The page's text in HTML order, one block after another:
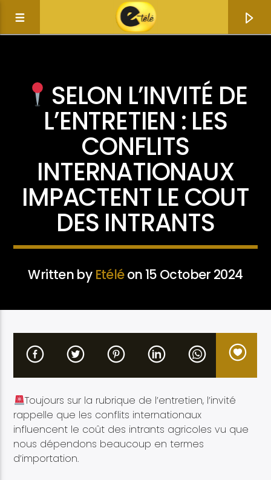
Current track
Title
Etele en direct
SELON L’INVITÉ DE
L’ENTRETIEN : LES
CONFLITS
INTERNATIONAUX
IMPACTENT LE COUT
DES INTRANTS
Written by Etéléon 15 October 2024
Toujours sur la rubrique de l’entretien, l’invité
rappelle que les conflits internationaux
influencent le coût des intrants agricoles vu que
nous dépendons beaucoup en termes
d’importation.